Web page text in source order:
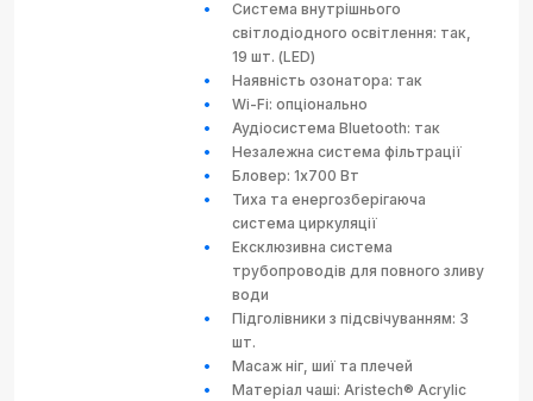
Система внутрішнього
світлодіодного освітлення: так,
19 шт. (LED)
Наявність озонатора: так
Wi-Fi: опціонально
Аудіосистема Bluetooth: так
Незалежна система фільтрації
Бловер: 1x700 Вт
Тиха та енергозберігаюча
система циркуляції
Ексклюзивна система
трубопроводів для повного зливу
води
Підголівники з підсвічуванням: 3
шт.
Масаж ніг, шиї та плечей
Матеріал чаші: Aristech® Acrylic